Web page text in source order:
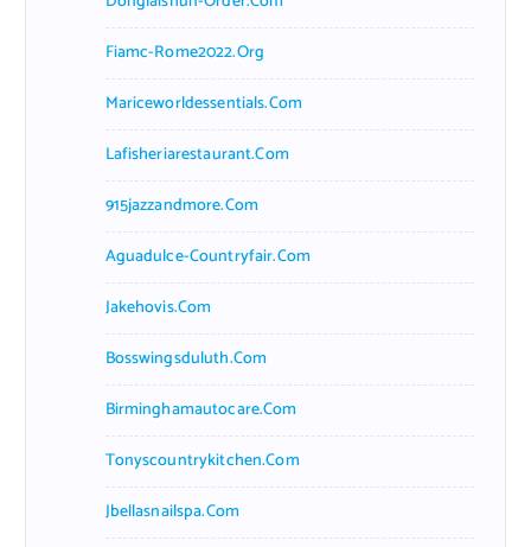
Fiamc-Rome2022.org
Mariceworldessentials.com
Lafisheriarestaurant.com
915jazzandmore.com
Aguadulce-Countryfair.com
Jakehovis.com
Bosswingsduluth.com
Birminghamautocare.com
Tonyscountrykitchen.com
Jbellasnailspa.com